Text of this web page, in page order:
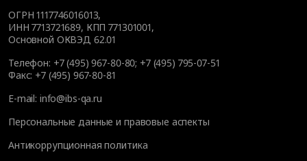
ОГРН 1117746016013,
ИНН 7713721689, КПП 771301001,
Основной ОКВЭД 62.01
Телефон: +7 (495) 967-80-80; +7 (495) 795-07-51
Факс: +7 (495) 967-80-81
E-mail: info@ibs-qa.ru
Персональные данные и правовые аспекты
Антикоррупционная политика